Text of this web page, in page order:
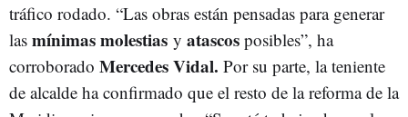
tráfico rodado. “Las obras están pensadas para generar
las mínimas molestias y atascos posibles”, ha
corroborado Mercedes Vidal. Por su parte, la teniente
de alcalde ha confirmado que el resto de la reforma de la